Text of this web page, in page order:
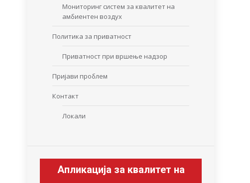
Мониторинг систем за квалитет на
амбиентен воздух
Политика за приватност
Приватност при вршење надзор
Пријави проблем
Контакт
Локали
Апликација за квалитет на